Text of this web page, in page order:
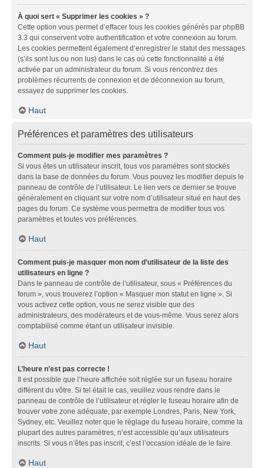
À quoi sert « Supprimer les cookies » ?
Cette option vous permet d’effacer tous les cookies générés par phpBB
3.3 qui conservent votre authentification et votre connexion au forum.
Les cookies permettent également d’enregistrer le statut des messages
(s’ils sont lus ou non lus) dans le cas où cette fonctionnalité a été
activée par un administrateur du forum. Si vous rencontrez des
problèmes récurrents de connexion et de déconnexion au forum,
essayez de supprimer les cookies.
Haut
Préférences et paramètres des utilisateurs
Comment puis-je modifier mes paramètres ?
Si vous êtes un utilisateur inscrit, tous vos paramètres sont stockés
dans la base de données du forum. Vous pouvez les modifier depuis le
panneau de contrôle de l’utilisateur. Le lien vers ce dernier se trouve
généralement en cliquant sur votre nom d’utilisateur situé en haut des
pages du forum. Ce système vous permettra de modifier tous vos
paramètres et toutes vos préférences.
Haut
Comment puis-je masquer mon nom d’utilisateur de la liste des
utilisateurs en ligne ?
Dans le panneau de contrôle de l’utilisateur, sous « Préférences du
forum », vous trouverez l’option « Masquer mon statut en ligne ». Si
vous activez cette option, vous ne serez visible que des
administrateurs, des modérateurs et de vous-même. Vous serez alors
comptabilisé comme étant un utilisateur invisible.
Haut
L’heure n’est pas correcte !
Il est possible que l’heure affichée soit réglée sur un fuseau horaire
différent du vôtre. Si tel était le cas, veuillez vous rendre dans le
panneau de contrôle de l’utilisateur et régler le fuseau horaire afin de
trouver votre zone adéquate, par exemple Londres, Paris, New York,
Sydney, etc. Veuillez noter que le réglage du fuseau horaire, comme la
plupart des autres paramètres, n’est accessible qu’aux utilisateurs
inscrits. Si vous n’êtes pas inscrit, c’est l’occasion idéale de le faire.
Haut